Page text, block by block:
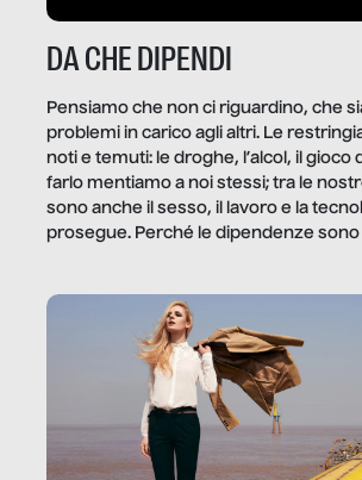
DA CHE DIPENDI
Pensiamo che non ci riguardino, che
problemi in carico agli altri. Le
noti e temuti: le droghe, l’alcol, il gioco
farlo mentiamo a noi stessi; tra le
sono anche il sesso, il lavoro e la
prosegue. Perché le dipendenze
trae un guadagno. In questo reportage
quale e come.